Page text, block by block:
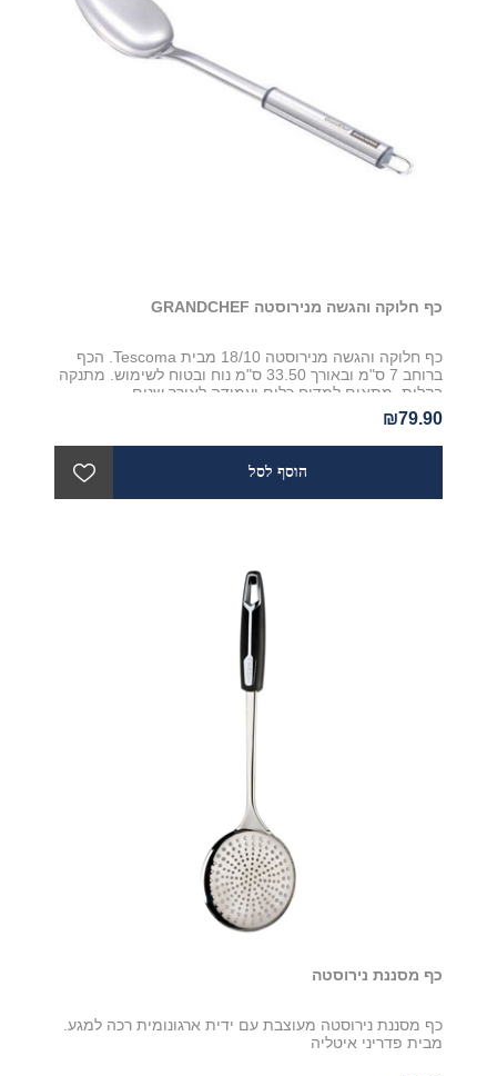
כף חלוקה והגשה מנירוסטה GRANDCHEF
כף חלוקה והגשה מנירוסטה 18/10 מבית Tescoma. הכף
ברוחב 7 ס"מ ובאורך 33.50 ס"מ נוח ובטוח לשימוש. מתנקה
בקלות, מתאים למדיח כלים ועמידה לאורך שנים
₪79.90
כף מסננת נירוסטה
כף מסננת נירוסטה מעוצבת עם ידית ארגונומית רכה למגע.
מבית פדריני איטליה